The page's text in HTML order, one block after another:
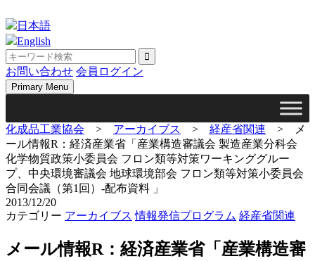
to
content
日本語
English
お問い合わせ 会員ログイン
Primary Menu
化成品工業協会 > アーカイブス > 経産省関連 >
メ
ール情報R：経済産業省「産業構造審議会 製造産業分科会
化学物質政策小委員会 フロン類等対策ワーキンググルー
プ、中央環境審議会 地球環境部会 フロン類等対策小委員会
合同会議（第1回）‐配布資料 」
2013/12/20
カテゴリー アーカイブス 情報発信プログラム 経産省関連
メール情報R：経済産業省「産業構造審